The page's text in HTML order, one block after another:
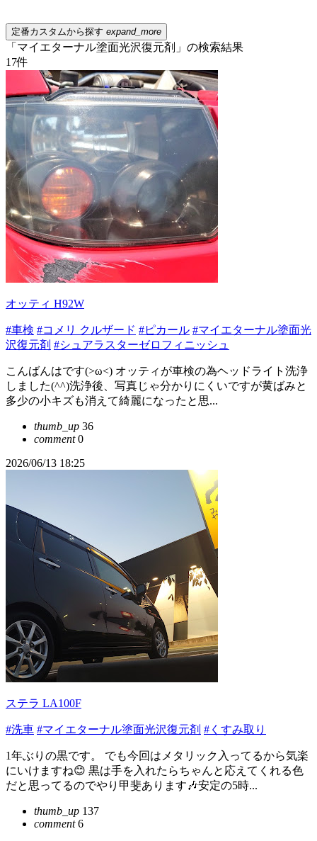
定番カスタムから探す expand_more
「マイエターナル塗面光沢復元剤」の検索結果
17件
オッティ H92W
#車検 #コメリ クルザード #ピカール #マイエターナル塗面光
沢復元剤 #シュアラスターゼロフィニッシュ
こんばんはです(>ω<) オッティが車検の為ヘッドライト洗浄
しました(^^)洗浄後、写真じゃ分かりにくいですが黄ばみと
多少の小キズも消えて綺麗になったと思...
thumb_up 36
comment0
2026/06/13 18:25
ステラ LA100F
#洗車 #マイエターナル塗面光沢復元剤 #くすみ取り
1年ぶりの黒です。 でも今回はメタリック入ってるから気楽
にいけますね😊 黒は手を入れたらちゃんと応えてくれる色
だと思ってるのでやり甲斐あります🎶安定の5時...
thumb_up 137
comment6